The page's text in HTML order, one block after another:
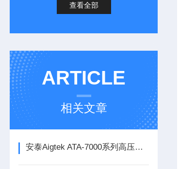
查看全部
ARTICLE
相关文章
安泰Aigtek ATA-7000系列高压放大器